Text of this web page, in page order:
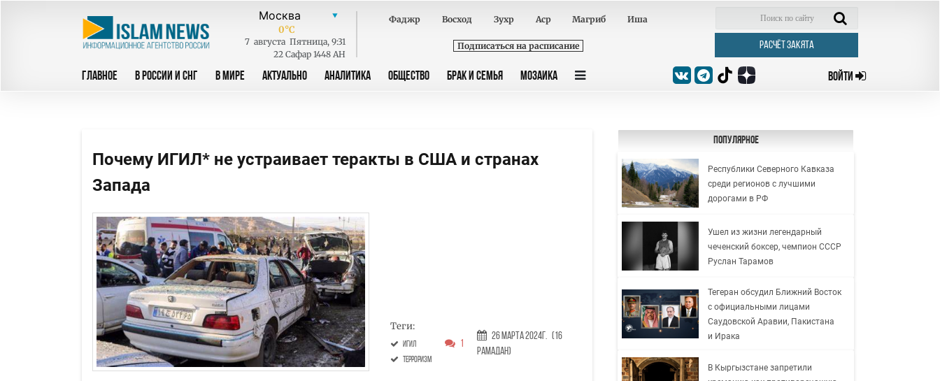
0°C
7 августа Пятница, 9:31
22 Сафар 1448 AH
Фаджр Восход Зухр Аср Магриб Иша
Подписаться на расписание РАСЧЁТ ЗАКЯТА
ГЛАВНОЕ В РОССИИ И СНГ В МИРЕ АКТУАЛЬНО АНАЛИТИКА ОБЩЕСТВО БРАК И СЕМЬЯ МОЗАИКА ВОЙТИ
Почему ИГИЛ* не устраивает теракты в США и странах
Запада
Теги:
ИГИЛ
терроризм
1
26 Марта 2024г. (16
Рамадан)
Популярное
Республики Северного Кавказа
среди регионов с лучшими
дорогами в РФ
Ушел из жизни легендарный
чеченский боксер, чемпион СССР
Руслан Тарамов
Тегеран обсудил Ближний Восток
с официальными лицами
Саудовской Аравии, Пакистана
и Ирака
В Кыргызстане запретили